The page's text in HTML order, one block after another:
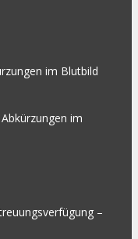
im Blutbild
im
–